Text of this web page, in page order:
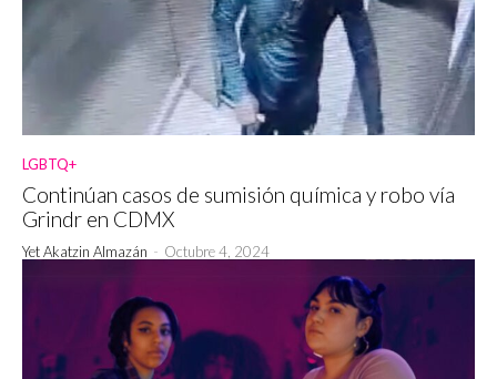
LGBTQ+
Continúan casos de sumisión química y robo vía
Grindr en CDMX
Yet Akatzin Almazán - Octubre 4, 2024